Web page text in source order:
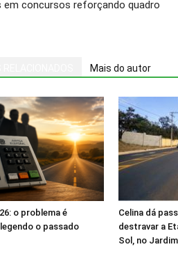
em concursos reforçando quadro
Mais do autor
o problema é
o passado
Celina dá
destravar a
Sol, no